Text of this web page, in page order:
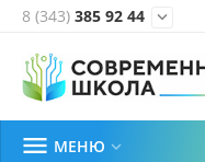
8 (343) 385 92 44 
 МЕНЮ 